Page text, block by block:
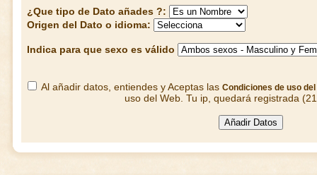
¿Que tipo de Dato añades ?:
Origen del Dato o idioma:
Indica para que sexo es válido
Al añadir datos, entiendes y Aceptas las Condiciones de uso del
uso del Web. Tu ip, quedará registrada